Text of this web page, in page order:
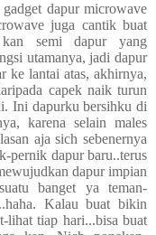
dapur microwave
juga cantik buat
kan semi dapur yang
utamanya, jadi dapur
ke lantai atas, akhirnya,
capek naik turun
Ini dapurku bersihku di
karena selain males
aja sich sebenernya
pernik dapur baru..terus
dapur impian
banget ya teman-
Kalau buat bikin
lihat tiap hari...bisa buat